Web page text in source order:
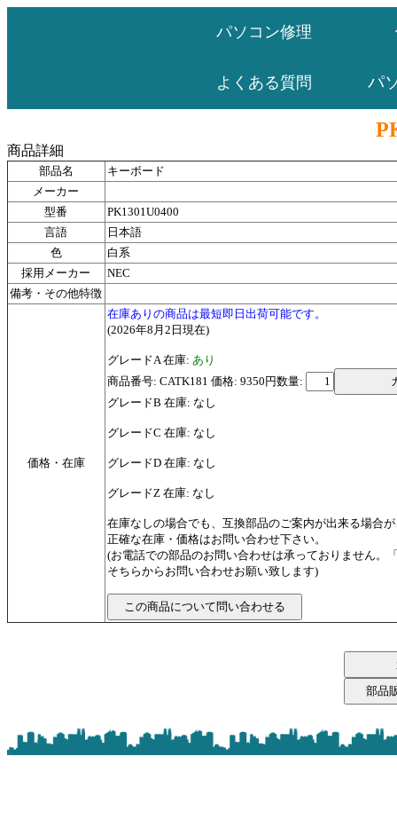
パソコン修理
よくある質問 パ
商品詳細
部品名
キーボード
メーカー
型番
PK1301U0400
言語
日本語
色
白系
採用メーカー
NEC
備考・その他特徴
価格・在庫
在庫ありの商品は最短即日出荷可能です。
(2026年8月2日現在)
グレードA 在庫: あり
商品番号: CATK181 価格: 9350円数量:
グレードB 在庫: なし
グレードC 在庫: なし
グレードD 在庫: なし
グレードZ 在庫: なし
在庫なしの場合でも、互換部品のご案内が出来る場合
正確な在庫・価格はお問い合わせ下さい。
(お電話での部品のお問い合わせは承っておりません。
そちらからお問い合わせお願い致します)